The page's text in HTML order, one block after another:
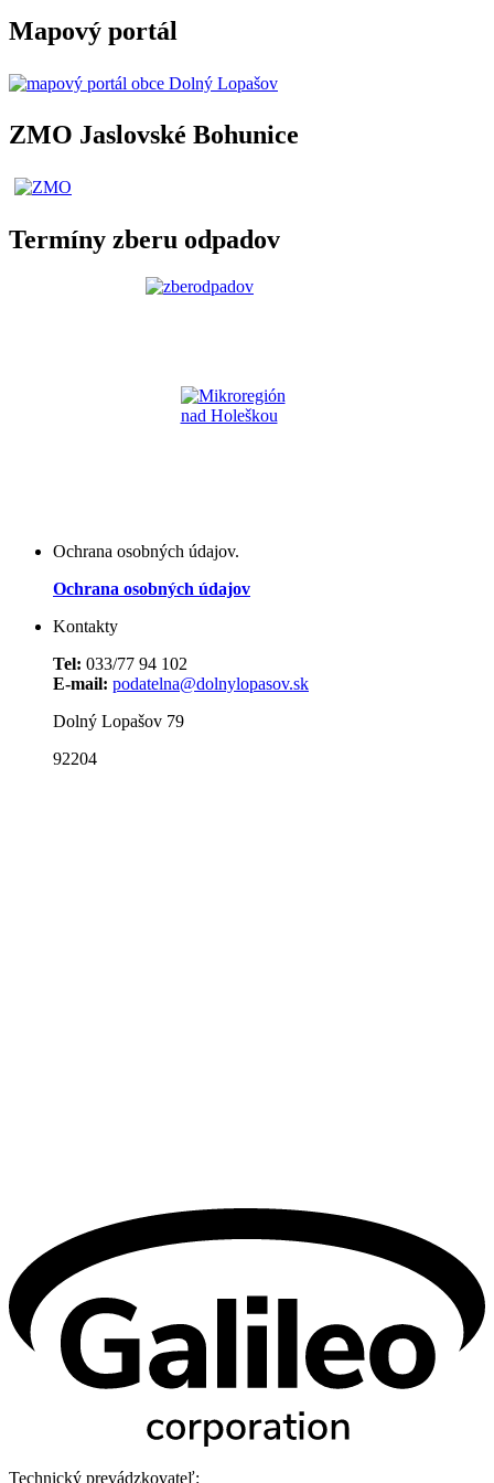
Mapový portál
ZMO Jaslovské Bohunice
Termíny zberu odpadov
Ochrana osobných údajov.
Ochrana osobných údajov
Kontakty
Tel: 033/77 94 102
E-mail: podatelna@dolnylopasov.sk
Dolný Lopašov 79
92204
Technický prevádzkovateľ: